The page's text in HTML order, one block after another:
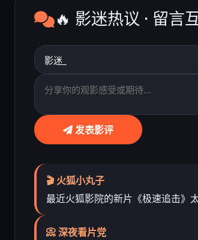
🔥 影迷热议 · 留言
发表影评
🎬 火狐小丸子
最近火狐影院的新片《极速追击》
📀 深夜看片党